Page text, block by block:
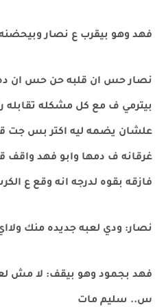
فهد وهو بيقرب ع نصار
نصار حس ان قلبه حن حس ان
بيترمي ف مع كل مشكله تقابله
علشان يضمه ليه اكتر بس جت
غرقانه ف دمها وابو فهد
فازقه بقوه لدرجه انه وقع ع
نصار: ودي لعبه جديده منك
فهد بجمود وهو بيقف: لا مش
س.. سليم مات